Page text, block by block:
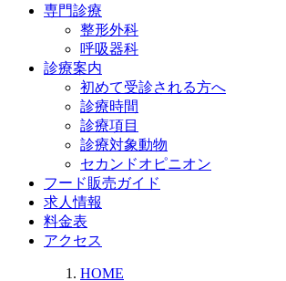
専門診療
整形外科
呼吸器科
診療案内
初めて受診される方へ
診療時間
診療項目
診療対象動物
セカンドオピニオン
フード販売ガイド
求人情報
料金表
アクセス
HOME